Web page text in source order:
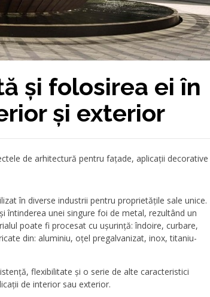
și folosirea ei în
și exterior
de arhitectură pentru fațade, aplicații decorative
în diverse industrii pentru proprietățile sale unice.
întinderea unei singure foi de metal, rezultând un
poate fi procesat cu ușurință: îndoire, curbare,
din: aluminiu, oțel pregalvanizat, inox, titaniu-
flexibilitate și o serie de alte caracteristici
de interior sau exterior.